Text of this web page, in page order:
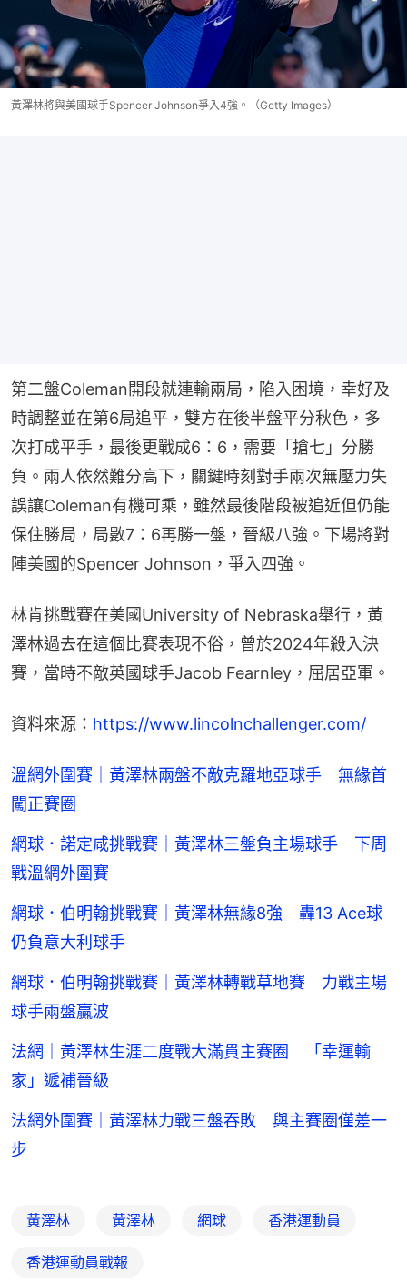
黃澤林將與美國球手Spencer Johnson爭入4強。（Getty Images）
第二盤Coleman開段就連輸兩局，陷入困境，幸好及
時調整並在第6局追平，雙方在後半盤平分秋色，多
次打成平手，最後更戰成6：6，需要「搶七」分勝
負。兩人依然難分高下，關鍵時刻對手兩次無壓力失
誤讓Coleman有機可乘，雖然最後階段被追近但仍能
保住勝局，局數7：6再勝一盤，晉級八強。下場將對
陣美國的Spencer Johnson，爭入四強。
林肯挑戰賽在美國​University of Nebraska舉行，黃
澤林過去在這個比賽表現不俗，曾於2024年殺入決
賽，當時不敵英國球手Jacob Fearnley，屈居亞軍。
資料來源： https://www.lincolnchallenger.com/
溫網外圍賽｜黃澤林兩盤不敵克羅地亞球手 無緣首
闖正賽圈
網球．諾定咸挑戰賽｜黃澤林三盤負主場球手 下周
戰溫網外圍賽
網球．伯明翰挑戰賽｜黃澤林無緣8強 轟13 Ace球
仍負意大利球手
網球．伯明翰挑戰賽｜黃澤林轉戰草地賽 力戰主場
球手兩盤贏波
法網｜黃澤林生涯二度戰大滿貫主賽圈 「幸運輸
家」遞補晉級
法網外圍賽｜黃澤林力戰三盤吞敗 與主賽圈僅差一
步
黃澤林 黃澤林 網球 香港運動員
香港運動員戰報